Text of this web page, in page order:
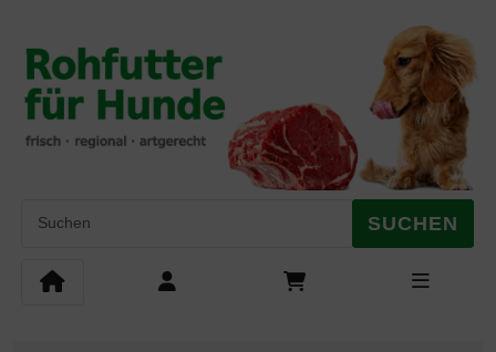
SUCHEN